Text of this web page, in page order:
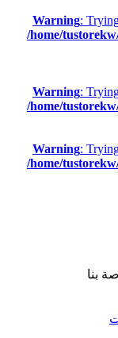
Warning:
/home/
Warning:
/home/
Warning:
/home/
بنا